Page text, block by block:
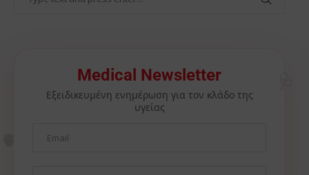
Medical Newsletter
Εξειδικευμένη ενημέρωση για τον κλάδο της
υγείας